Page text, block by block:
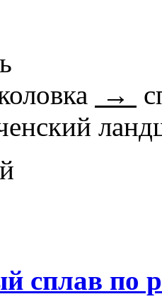
→
сплав по